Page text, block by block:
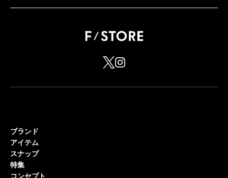
ブランド
アイテム
スナップ
特集
コンセプト